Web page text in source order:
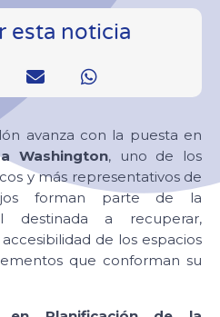
esta noticia
avanza con la puesta en
Washington, uno de los
y más representativos de
forman parte de la
destinada a recuperar,
de los espacios
que conforman su